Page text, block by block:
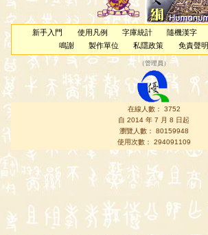
新手入門 使用凡例 字庫統計 隨機漢字
鳴謝
製作單位 私隱政策 免責聲明
（管理員 ）
在線人數： 3752
自 2014 年 7 月 8 日起
瀏覽人數： 80159948
使用次數： 294091109